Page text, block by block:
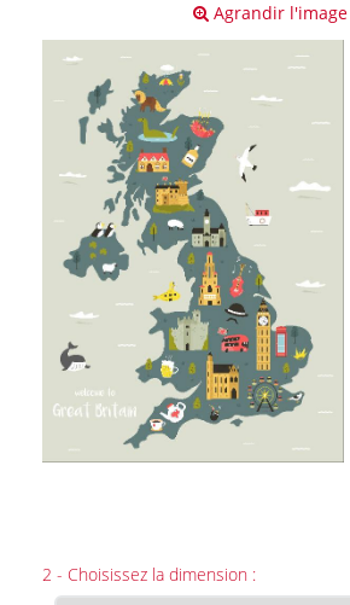
Agrandir l'image
2 - Choisissez la dimension :